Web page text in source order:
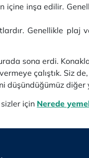
inşa edilir.
Genellikle plaj
sona erdi.
çalıştık. Siz
diğer
için Nerede